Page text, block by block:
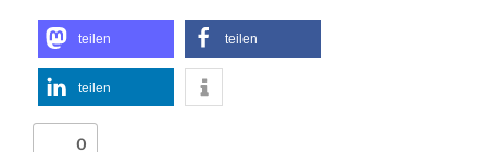
teilen teilen
teilen
0